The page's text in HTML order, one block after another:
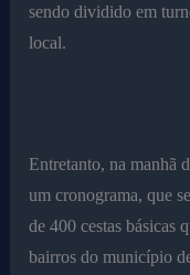
sendo dividido em
local.
Entretanto, na manhã
um cronograma, que
de 400 cestas básicas
bairros do município